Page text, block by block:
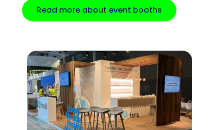
Read more about event booths